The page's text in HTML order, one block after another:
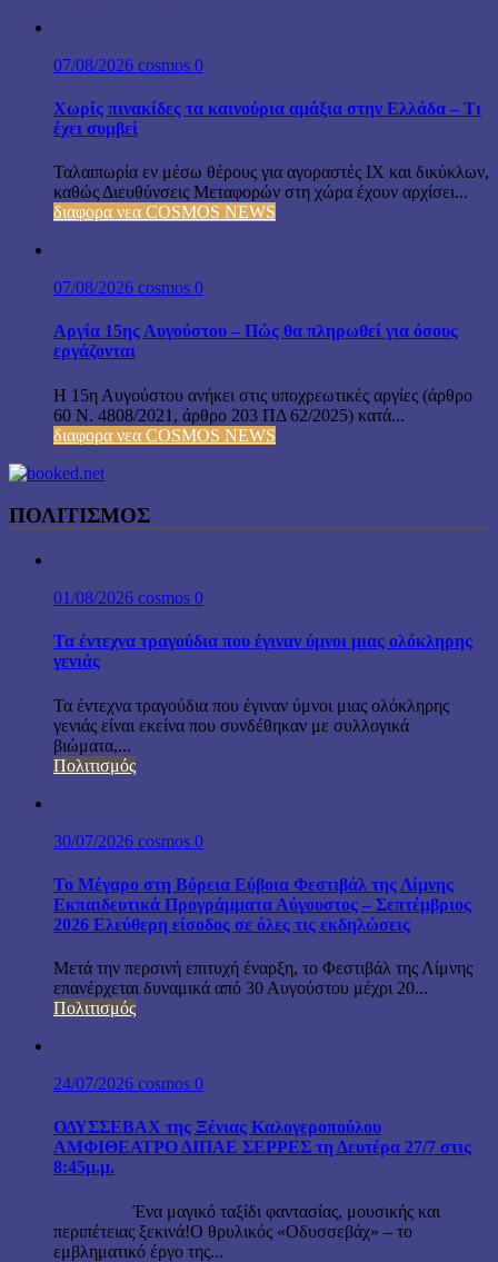
07/08/2026 cosmos 0
Χωρίς πινακίδες τα καινούρια αμάξια στην Ελλάδα – Τι
έχει συμβεί
Ταλαιπωρία εν μέσω θέρους για αγοραστές ΙΧ και δικύκλων,
καθώς Διευθύνσεις Μεταφορών στη χώρα έχουν αρχίσει...
διαφορα νεα COSMOS NEWS
07/08/2026 cosmos 0
Αργία 15ης Αυγούστου – Πώς θα πληρωθεί για όσους
εργάζονται
Η 15η Αυγούστου ανήκει στις υποχρεωτικές αργίες (άρθρο
60 Ν. 4808/2021, άρθρο 203 ΠΔ 62/2025) κατά...
διαφορα νεα COSMOS NEWS
ΠΟΛΙΤΙΣΜΟΣ
01/08/2026 cosmos 0
Τα έντεχνα τραγούδια που έγιναν ύμνοι μιας ολόκληρης
γενιάς
Τα έντεχνα τραγούδια που έγιναν ύμνοι μιας ολόκληρης
γενιάς είναι εκείνα που συνδέθηκαν με συλλογικά
βιώματα,...
Πολιτισμός
30/07/2026 cosmos 0
Το Μέγαρο στη Βόρεια Εύβοια Φεστιβάλ της Λίμνης
Εκπαιδευτικά Προγράμματα Αύγουστος – Σεπτέμβριος
2026 Ελεύθερη είσοδος σε όλες τις εκδηλώσεις
Μετά την περσινή επιτυχή έναρξη, το Φεστιβάλ της Λίμνης
επανέρχεται δυναμικά από 30 Αυγούστου μέχρι 20...
Πολιτισμός
24/07/2026 cosmos 0
ΟΔΥΣΣΕΒΑΧ της Ξένιας Καλογεροπούλου
ΑΜΦΙΘΕΑΤΡΟ ΔΙΠΑΕ ΣΕΡΡΕΣ τη Δευτέρα 27/7 στις
8:45μ.μ.
Ένα μαγικό ταξίδι φαντασίας, μουσικής και
περιπέτειας ξεκινά!Ο θρυλικός «Οδυσσεβάχ» – το
εμβληματικό έργο της...